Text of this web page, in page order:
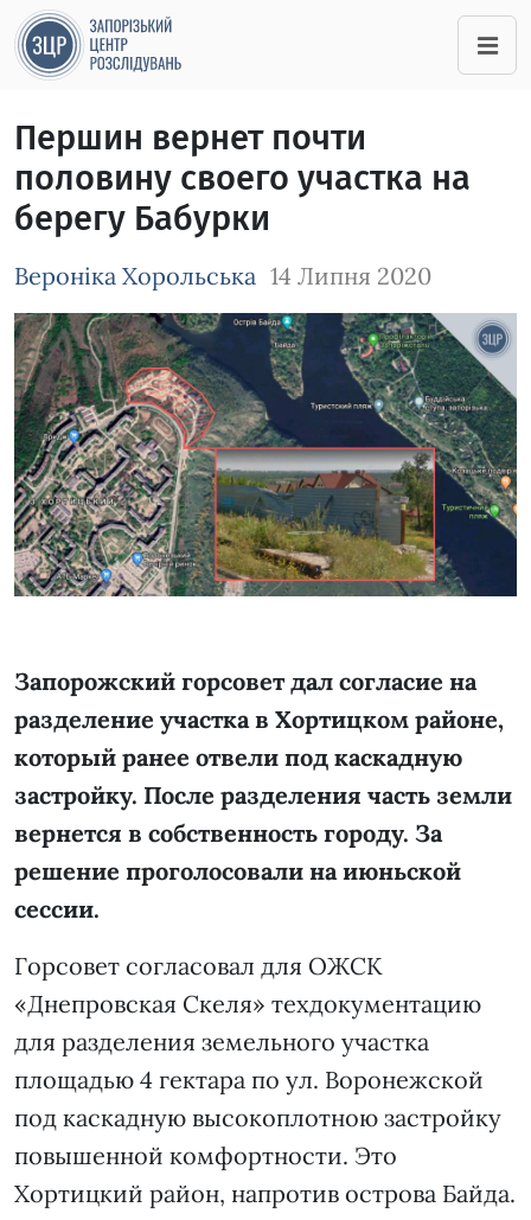
Першин вернет почти
половину своего участка на
берегу Бабурки
Вероніка Хорольська 14 Липня 2020
Зображення завантажується
Запорожский горсовет дал согласие на
разделение участка в Хортицком районе,
который ранее отвели под каскадную
застройку. После разделения часть земли
вернется в собственность городу. За
решение проголосовали на июньской
сессии.
Горсовет согласовал для ОЖСК
«Днепровская Скеля» техдокументацию
для разделения земельного участка
площадью 4 гектара по ул. Воронежской
под каскадную высокоплотною застройку
повышенной комфортности. Это
Хортицкий район, напротив острова Байда.